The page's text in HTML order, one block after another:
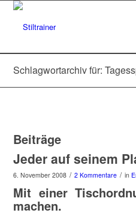
Schlagwortarchiv für:
Beiträge
Jeder auf seinem
6. November 2008 / 2 Kommentare / in
Mit einer
machen.